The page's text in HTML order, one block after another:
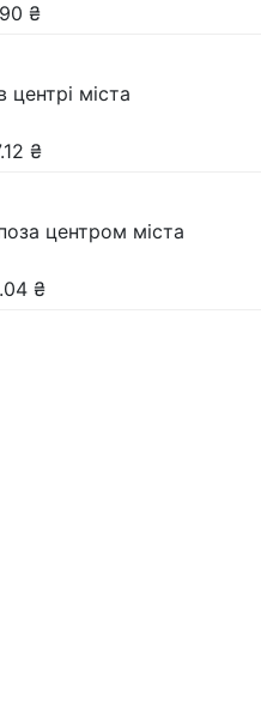
₴
центрі міста
₴
центром міста
₴